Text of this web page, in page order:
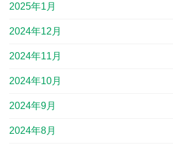
2025年1月
2024年12月
2024年11月
2024年10月
2024年9月
2024年8月